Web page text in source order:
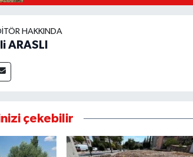
HAKKINDA
ARASLI
çekebilir